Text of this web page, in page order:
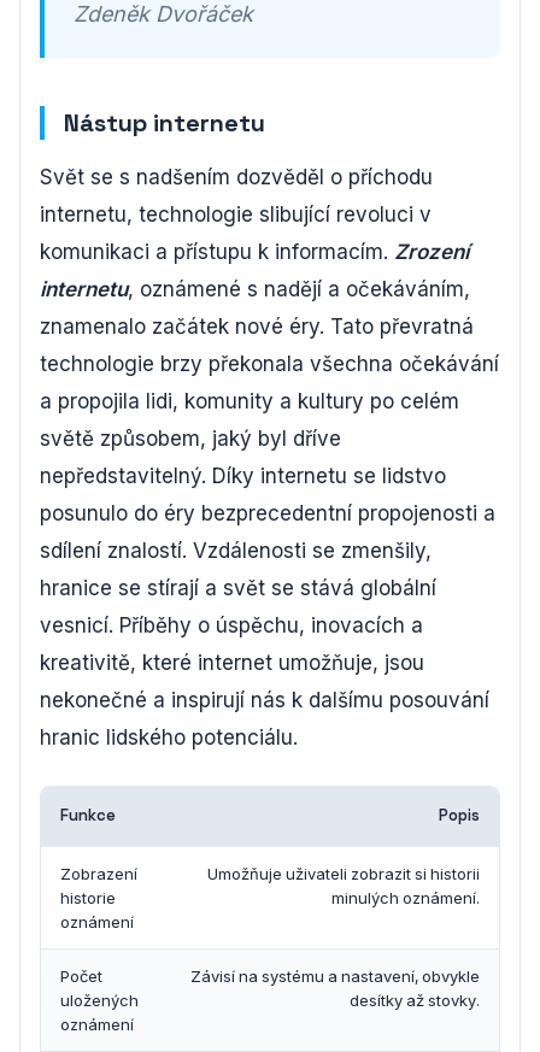
Zdeněk Dvořáček
Nástup internetu
Svět se s nadšením dozvěděl o příchodu
internetu, technologie slibující revoluci v
komunikaci a přístupu k informacím. Zrození
internetu, oznámené s nadějí a očekáváním,
znamenalo začátek nové éry. Tato převratná
technologie brzy překonala všechna očekávání
a propojila lidi, komunity a kultury po celém
světě způsobem, jaký byl dříve
nepředstavitelný. Díky internetu se lidstvo
posunulo do éry bezprecedentní propojenosti a
sdílení znalostí. Vzdálenosti se zmenšily,
hranice se stírají a svět se stává globální
vesnicí. Příběhy o úspěchu, inovacích a
kreativitě, které internet umožňuje, jsou
nekonečné a inspirují nás k dalšímu posouvání
hranic lidského potenciálu.
Funkce Popis
Zobrazení
historie
oznámení
Umožňuje uživateli zobrazit si historii
minulých oznámení.
Počet
uložených
oznámení
Závisí na systému a nastavení, obvykle
desítky až stovky.